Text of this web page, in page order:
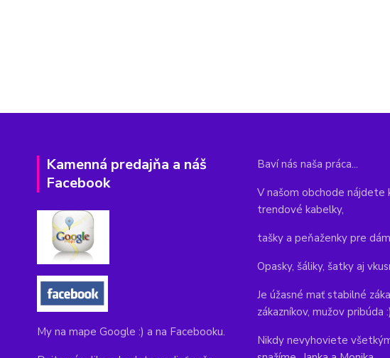
Kamenná predajňa a náš
Facebook
My na mape Google :) a na Facebooku.
Baví nás naša práca...
V našom obchode nájdete
trendové kabelky,
tašky a peňaženky pre
Opasky, šáliky, šatky aj
Je úžasné mať stabilné
zákazníkov, mužov pribúda :)
Nikdy nevyhoviete